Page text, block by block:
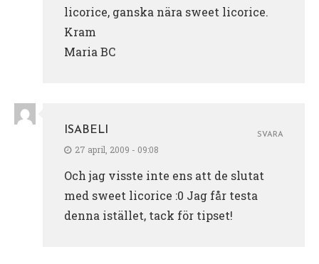
licorice, ganska nära sweet licorice.
Kram
Maria BC
ISABELI
27 april, 2009 - 09:08
Och jag visste inte ens att de slutat
med sweet licorice :0 Jag får testa
denna istället, tack för tipset!
SVARA